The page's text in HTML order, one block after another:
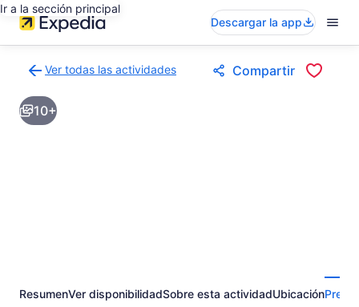
Ir a la sección principal
Descargar la app
Ver todas las actividades
a
la
página
Compartir
10+
ResumenVer disponibilidadSobre esta actividadUbicación